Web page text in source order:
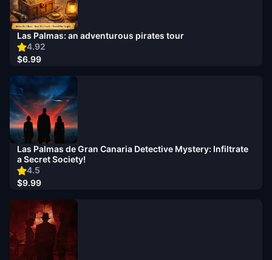
4.92
Las Palmas: an adventurous pirates tour
$6.99
4.5
Las Palmas de Gran Canaria Detective Mystery: Infiltrate
a Secret Society!
$9.99